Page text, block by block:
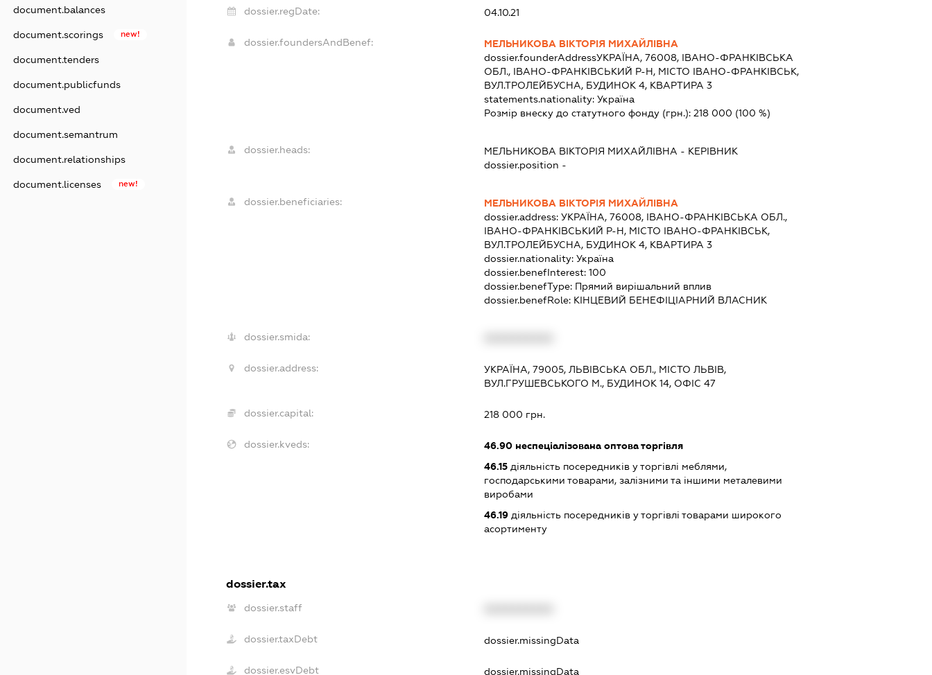
document.balances
document.scorings new!
document.tenders
document.publicfunds
document.ved
document.semantrum
document.relationships
document.licenses new!
dossier.regDate: 04.10.21
dossier.foundersAndBenef:
МЕЛЬНИКОВА ВІКТОРІЯ МИХАЙЛІВНА
dossier.founderAddressУКРАЇНА, 76008, ІВАНО-ФРАНКІВСЬКА
ОБЛ., ІВАНО-ФРАНКІВСЬКИЙ Р-Н, МІСТО ІВАНО-ФРАНКІВСЬК,
ВУЛ.ТРОЛЕЙБУСНА, БУДИНОК 4, КВАРТИРА 3
statements.nationality: Україна
Розмір внеску до статутного фонду (грн.): 218 000 (100 %)
dossier.heads: МЕЛЬНИКОВА ВІКТОРІЯ МИХАЙЛІВНА - КЕРІВНИК
dossier.position -
dossier.beneficiaries:
МЕЛЬНИКОВА ВІКТОРІЯ МИХАЙЛІВНА
dossier.address: УКРАЇНА, 76008, ІВАНО-ФРАНКІВСЬКА ОБЛ.,
ІВАНО-ФРАНКІВСЬКИЙ Р-Н, МІСТО ІВАНО-ФРАНКІВСЬК,
ВУЛ.ТРОЛЕЙБУСНА, БУДИНОК 4, КВАРТИРА 3
dossier.nationality: Україна
dossier.benefInterest: 100
dossier.benefType: Прямий вирішальний вплив
dossier.benefRole: КІНЦЕВИЙ БЕНЕФІЦІАРНИЙ ВЛАСНИК
dossier.smida:
dossier.address:
УКРАЇНА, 79005, ЛЬВІВСЬКА ОБЛ., МІСТО ЛЬВІВ,
ВУЛ.ГРУШЕВСЬКОГО М., БУДИНОК 14, ОФІС 47
dossier.capital: 218 000 грн.
dossier.kveds: 46.90неспеціалізована оптова торгівля
46.15діяльність посередників у торгівлі меблями,
господарськими товарами, залізними та іншими металевими
виробами
46.19діяльність посередників у торгівлі товарами широкого
асортименту
dossier.tax
dossier.staff
dossier.taxDebt dossier.missingData
dossier.esvDebt dossier.missingData